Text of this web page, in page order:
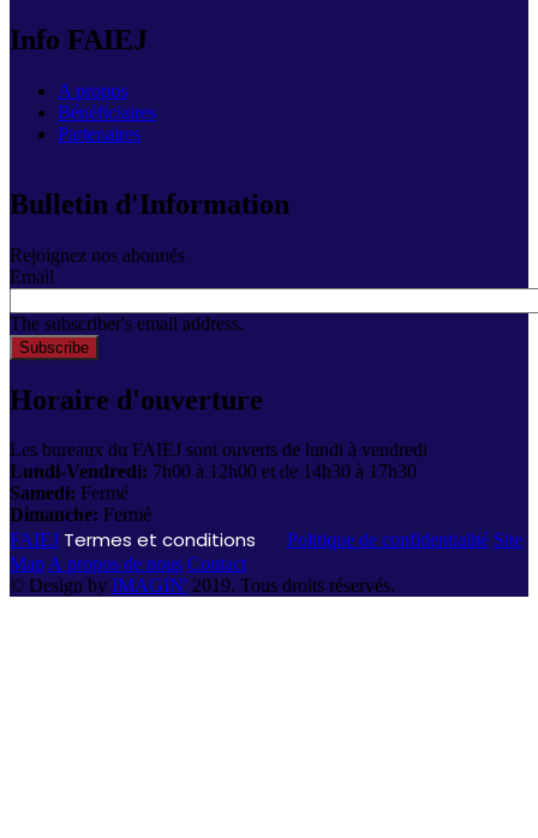
Info FAIEJ
A propos
Bénéficiaires
Partenaires
Bulletin d'Information
Rejoignez nos abonnés
Email
The subscriber's email address.
Horaire d'ouverture
Les bureaux du FAIEJ sont ouverts de lundi à vendredi
Lundi-Vendredi: 7h00 à 12h00 et de 14h30 à 17h30
Samedi: Fermé
Dimanche: Fermé
FAIEJ Termes et conditions Politique de confidentialité Site
MapA propos de nous Contact
© Design by IMAGIN' 2019. Tous droits réservés.